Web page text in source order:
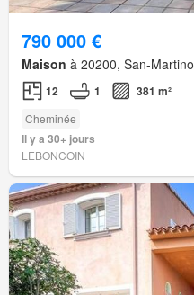
790 000 €
Maison à 20200, San-
12 1 381 m²
Cheminée
Il y a 30+ jours
LEBONCOIN